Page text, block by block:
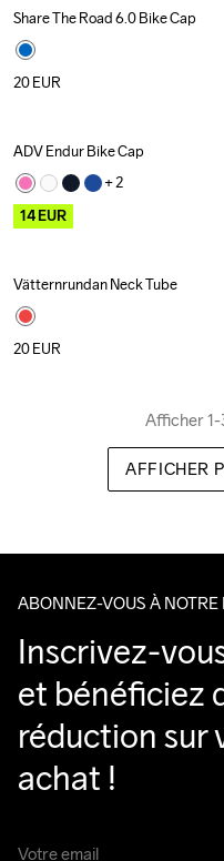
Share The Road 6.0 Bike Cap
20EUR
Outlet
ADV Endur Bike Cap
+ 2
14EUR
Vätternrundan Neck Tube
20EUR
Afficher
AFFICHER
ABONNEZ-VOUS À
Inscrivez-
et bénéficiez
réduction sur
achat !